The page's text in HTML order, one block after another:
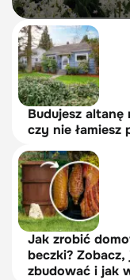
Budujesz altanę
czy nie łamiesz
Jak zrobić
beczki? Zobacz,
zbudować i jak